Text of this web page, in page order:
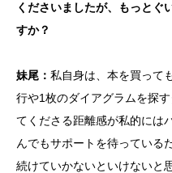
くださいましたが、もっとぐ
すか？
妹尾： 私自身は、本を買って
行や1枚のダイアグラムを探
てくださる距離感が私的には
んでもサポートを待っている
続けていかないといけないと